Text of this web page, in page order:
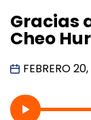
Gracias
Cheo
FEBRERO